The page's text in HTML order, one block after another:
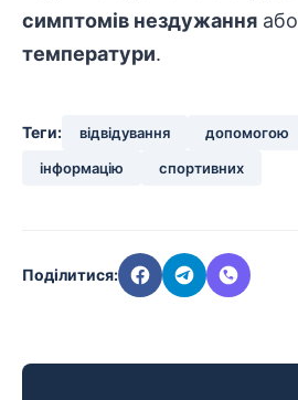
симптомів нездужання або
температури.
Теги: відвідування допомогою
інформацію
спортивних
Поділитися: